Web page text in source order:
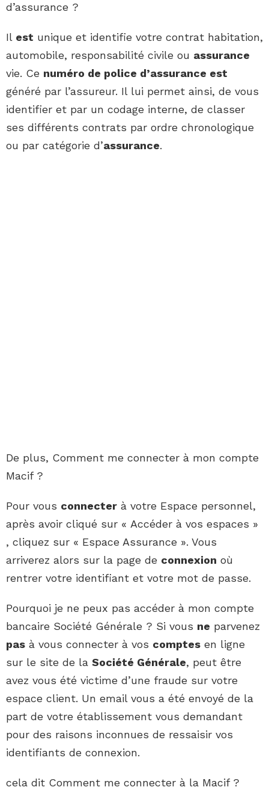
d’assurance ?
Il est unique et identifie votre contrat habitation,
automobile, responsabilité civile ou assurance
vie. Ce numéro de police d’assurance est
généré par l’assureur. Il lui permet ainsi, de vous
identifier et par un codage interne, de classer
ses différents contrats par ordre chronologique
ou par catégorie d’assurance.
De plus, Comment me connecter à mon compte
Macif ?
Pour vous connecter à votre Espace personnel,
après avoir cliqué sur « Accéder à vos espaces »
, cliquez sur « Espace Assurance ». Vous
arriverez alors sur la page de connexion où
rentrer votre identifiant et votre mot de passe.
Pourquoi je ne peux pas accéder à mon compte
bancaire Société Générale ? Si vous ne parvenez
pas à vous connecter à vos comptes en ligne
sur le site de la Société Générale, peut être
avez vous été victime d’une fraude sur votre
espace client. Un email vous a été envoyé de la
part de votre établissement vous demandant
pour des raisons inconnues de ressaisir vos
identifiants de connexion.
cela dit Comment me connecter à la Macif ?